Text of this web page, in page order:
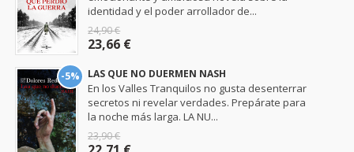
identidad y el poder arrollador de...
24,90 €
23,66 €
-5% LAS QUE NO DUERMEN NASH
En los Valles Tranquilos no gusta desenterrar
secretos ni revelar verdades. Prepárate para
la noche más larga. LA NU...
23,90 €